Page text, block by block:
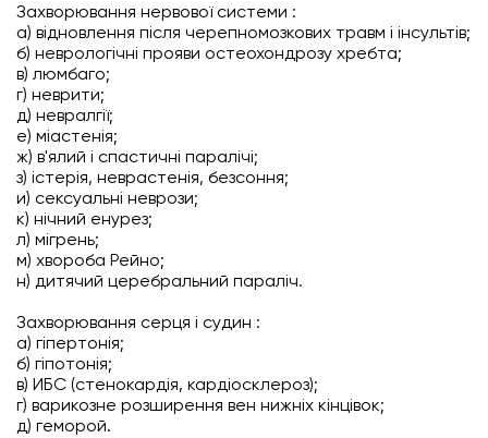
Захворювання нервової системи :
а) відновлення після черепномозкових травм і інсультів;
б) неврологічні прояви остеохондрозу хребта;
в) люмбаго;
г) неврити;
д) невралгії;
е) міастенія;
ж) в'ялий і спастичні паралічі;
з) істерія, неврастенія, безсоння;
и) сексуальні неврози;
к) нічний енурез;
л) мігрень;
м) хвороба Рейно;
н) дитячий церебральний параліч.
Захворювання серця і судин :
а) гіпертонія;
б) гіпотонія;
в) ИБС (стенокардія, кардіосклероз);
г) варикозне розширення вен нижніх кінцівок;
д) геморой.